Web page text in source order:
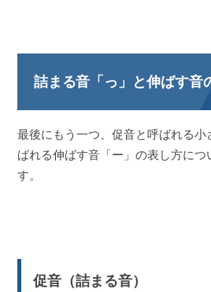
詰まる音「っ」と伸ばす音
最後にもう一つ、促音と呼ばれる
ばれる伸ばす音「ー」の表し方につ
す。
促音（詰まる音）